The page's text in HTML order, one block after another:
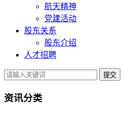
航天精神
党建活动
股东关系
股东介绍
人才招聘
提交
资讯分类